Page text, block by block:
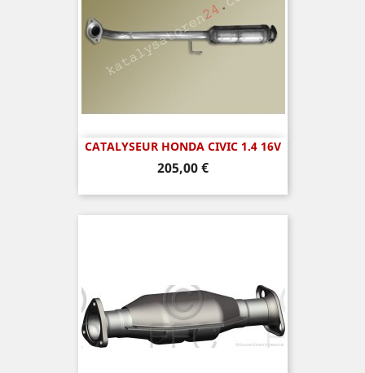
CATALYSEUR HONDA CIVIC 1.4 16V
Prix
205,00 €